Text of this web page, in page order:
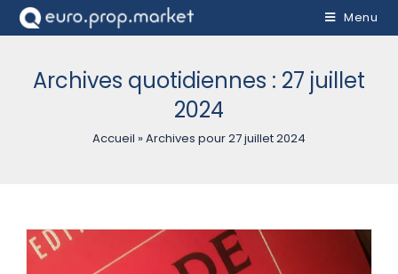
Menu
Archives quotidiennes : 27 juillet
2024
Accueil »Archives pour 27 juillet 2024